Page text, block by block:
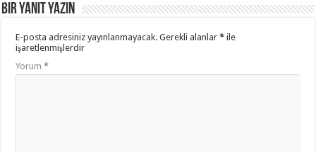
Bir yanıt yazın
E-posta adresiniz yayınlanmayacak. Gerekli alanlar* ile
işaretlenmişlerdir
Yorum*